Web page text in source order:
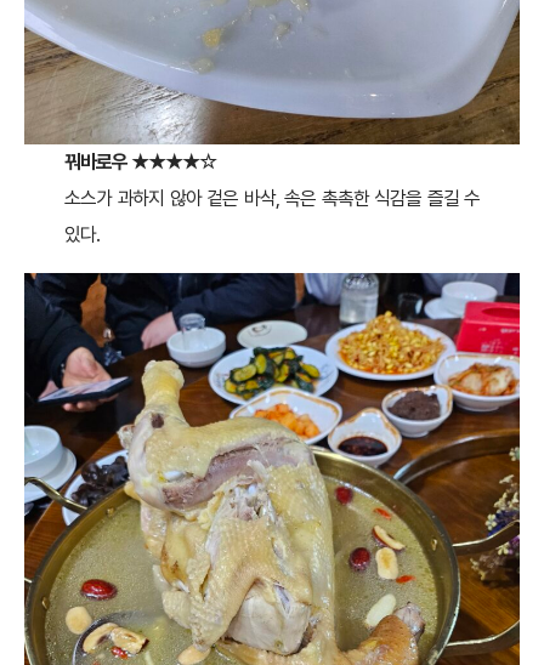
꿔바로우★★★★☆
소스가 과하지 않아 겉은 바삭, 속은 촉촉한 식감을 즐길 수
있다.